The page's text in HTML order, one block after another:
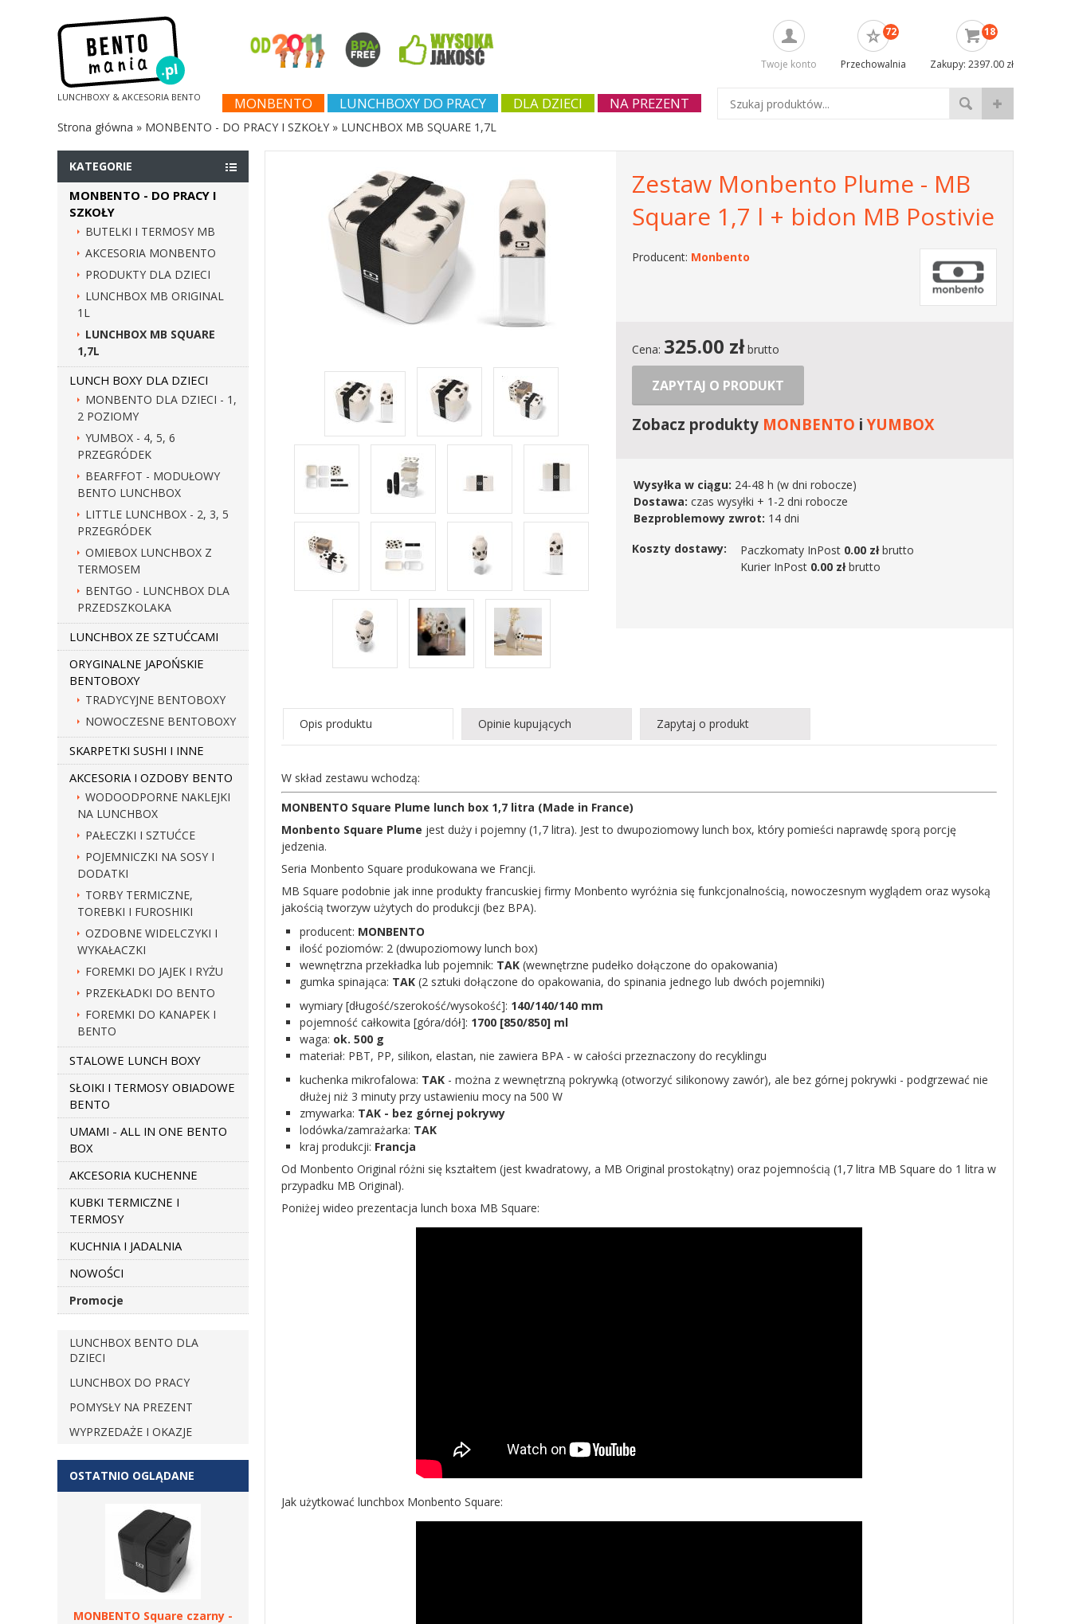
LUNCHBOXY & AKCESORIA BENTO
Twoje konto
72
Przechowalnia
18
Zakupy: 2397.00 zł
MONBENTO LUNCHBOXY DO PRACY DLA DZIECI NA PREZENT
Strona główna » MONBENTO - DO PRACY I SZKOŁY » LUNCHBOX MB SQUARE 1,7L
KATEGORIE
MONBENTO - DO PRACY I
SZKOŁY
BUTELKI I TERMOSY MB
AKCESORIA MONBENTO
PRODUKTY DLA DZIECI
LUNCHBOX MB ORIGINAL
1L
LUNCHBOX MB SQUARE
1,7L
LUNCH BOXY DLA DZIECI
MONBENTO DLA DZIECI - 1,
2 POZIOMY
YUMBOX - 4, 5, 6
PRZEGRÓDEK
BEARFFOT - MODUŁOWY
BENTO LUNCHBOX
LITTLE LUNCHBOX - 2, 3, 5
PRZEGRÓDEK
OMIEBOX LUNCHBOX Z
TERMOSEM
BENTGO - LUNCHBOX DLA
PRZEDSZKOLAKA
LUNCHBOX ZE SZTUĆCAMI
ORYGINALNE JAPOŃSKIE
BENTOBOXY
TRADYCYJNE BENTOBOXY
NOWOCZESNE BENTOBOXY
SKARPETKI SUSHI I INNE
AKCESORIA I OZDOBY BENTO
WODOODPORNE NAKLEJKI
NA LUNCHBOX
PAŁECZKI I SZTUĆCE
POJEMNICZKI NA SOSY I
DODATKI
TORBY TERMICZNE,
TOREBKI I FUROSHIKI
OZDOBNE WIDELCZYKI I
WYKAŁACZKI
FOREMKI DO JAJEK I RYŻU
PRZEKŁADKI DO BENTO
FOREMKI DO KANAPEK I
BENTO
STALOWE LUNCH BOXY
SŁOIKI I TERMOSY OBIADOWE
BENTO
UMAMI - ALL IN ONE BENTO
BOX
AKCESORIA KUCHENNE
KUBKI TERMICZNE I
TERMOSY
KUCHNIA I JADALNIA
NOWOŚCI
Promocje
LUNCHBOX BENTO DLA
DZIECI
LUNCHBOX DO PRACY
POMYSŁY NA PREZENT
WYPRZEDAŻE I OKAZJE
Zestaw Monbento Plume - MB
Square 1,7 l + bidon MB Postivie
Producent: Monbento
Cena: 325.00 złbrutto
ZAPYTAJ O PRODUKT
Zobacz produkty MONBENTO iYUMBOX
Wysyłka w ciągu: 24-48 h (w dni robocze)
Dostawa: czas wysyłki + 1-2 dni robocze
Bezproblemowy zwrot: 14 dni
Koszty dostawy:
Paczkomaty InPost 0.00 złbrutto
Kurier InPost 0.00 złbrutto
Opis produktu Opinie kupujących Zapytaj o produkt
W skład zestawu wchodzą:
MONBENTO Square Plume lunch box 1,7 litra (Made in France)
Monbento Square Plume jest duży i pojemny (1,7 litra). Jest to dwupoziomowy lunch box, który pomieści naprawdę sporą porcję
jedzenia.
Seria Monbento Square produkowana we Francji.
MB Square podobnie jak inne produkty francuskiej firmy Monbento wyróżnia się funkcjonalnością, nowoczesnym wyglądem oraz wysoką
jakością tworzyw użytych do produkcji (bez BPA).
producent: MONBENTO
ilość poziomów: 2 (dwupoziomowy lunch box)
wewnętrzna przekładka lub pojemnik: TAK (wewnętrzne pudełko dołączone do opakowania)
gumka spinająca: TAK (2 sztuki dołączone do opakowania, do spinania jednego lub dwóch pojemniki)
wymiary [długość/szerokość/wysokość]: 140/140/140 mm
pojemność całkowita [góra/dół]: 1700 [850/850] ml
waga: ok. 500 g
materiał: PBT, PP, silikon, elastan, nie zawiera BPA - w całości przeznaczony do recyklingu
kuchenka mikrofalowa: TAK - można z wewnętrzną pokrywką (otworzyć silikonowy zawór), ale bez górnej pokrywki - podgrzewać nie
dłużej niż 3 minuty przy ustawieniu mocy na 500 W
zmywarka: TAK - bez górnej pokrywy
lodówka/zamrażarka: TAK
kraj produkcji: Francja
Od Monbento Original różni się kształtem (jest kwadratowy, a MB Original prostokątny) oraz pojemnością (1,7 litra MB Square do 1 litra w
przypadku MB Original).
Poniżej wideo prezentacja lunch boxa MB Square:
Jak użytkować lunchbox Monbento Square:
OSTATNIO OGLĄDANE
MONBENTO Square czarny -